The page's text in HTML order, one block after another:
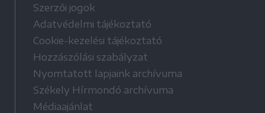
Szerzői jogok
Adatvédelmi tájékoztató
Cookie-kezelési tájékoztató
Hozzászólási szabályzat
Nyomtatott lapjaink archívuma
Székely Hírmondó archívuma
Médiaajánlat